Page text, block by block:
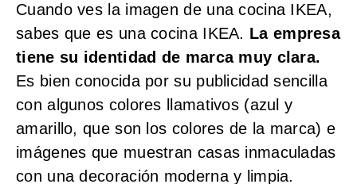
Cuando ves la imagen de una cocina IKEA,
sabes que es una cocina IKEA. La empresa
tiene su identidad de marca muy clara.
Es bien conocida por su publicidad sencilla
con algunos colores llamativos (azul y
amarillo, que son los colores de la marca) e
imágenes que muestran casas inmaculadas
con una decoración moderna y limpia.